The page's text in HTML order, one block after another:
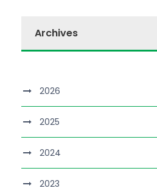
Archives
2026
2025
2024
2023